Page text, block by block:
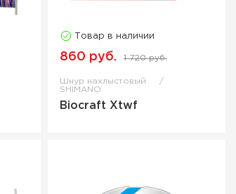
Товар в наличии
860 руб. 1 720 руб.
Шнур нахлыстовый
SHIMANO
Biocraft Xtwf